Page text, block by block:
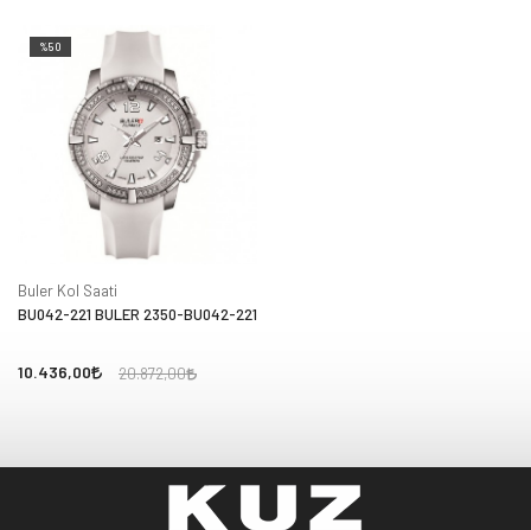
%50
Buler Kol Saati
BU042-221 BULER 2350-BU042-221
10.436,00 20.872,00